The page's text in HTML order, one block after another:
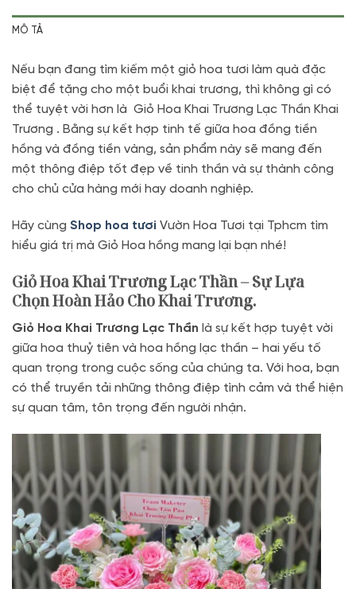
MÔ TẢ
Nếu bạn đang tìm kiếm một giỏ hoa tươi làm quà đặc
biệt để tặng cho một buổi khai trương, thì không gì có
thể tuyệt vời hơn là Giỏ Hoa Khai Trương Lạc Thần Khai
Trương . Bằng sự kết hợp tinh tế giữa hoa đồng tiền
hồng và đồng tiền vàng, sản phẩm này sẽ mang đến
một thông điệp tốt đẹp về tinh thần và sự thành công
cho chủ cửa hàng mới hay doanh nghiệp.
Hãy cùng Shop hoa tươi Vườn Hoa Tươi tại Tphcm tìm
hiểu giá trị mà Giỏ Hoa hồng mang lại bạn nhé!
Giỏ Hoa Khai Trương Lạc Thần – Sự Lựa
Chọn Hoàn Hảo Cho Khai Trương.
Giỏ Hoa Khai Trương Lạc Thần là sự kết hợp tuyệt vời
giữa hoa thuỷ tiên và hoa hồng lạc thần – hai yếu tố
quan trọng trong cuộc sống của chúng ta. Với hoa, bạn
có thể truyền tải những thông điệp tình cảm và thể hiện
sự quan tâm, tôn trọng đến người nhận.